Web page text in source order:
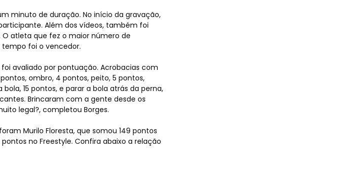
minuto de duração. No início da gravação,
Além dos vídeos, também foi
atleta que fez o maior número de
foi o vencedor.
avaliado por pontuação. Acrobacias com
ombro, 4 pontos, peito, 5 pontos,
15 pontos, e parar a bola atrás da perna,
Brincaram com a gente desde os
legal?, completou Borges.
Murilo Floresta, que somou 149 pontos
no Freestyle. Confira abaixo a relação